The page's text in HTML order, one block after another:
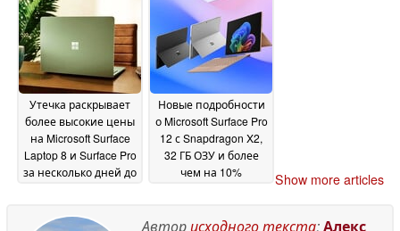
памяти и
облегчённым
корпусом
02 July 2026
видеопамяти до 48
ГБ02 July 2026
Утечка раскрывает
более высокие цены
на Microsoft Surface
Laptop 8 и Surface Pro
за несколько дней до
Новые подробности
о Microsoft Surface Pro
12 с Snapdragon X2,
32 ГБ ОЗУ и более
чем на 10%
чем у старшей
Show more articles
Авторисходного текста:Алекс